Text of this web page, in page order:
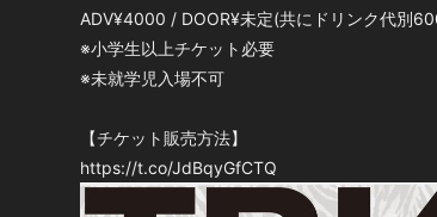
ADV¥4000 / DOOR¥未定(共にドリンク代別
※小学生以上チケット必要
※未就学児入場不可
【チケット販売方法】
https://t.co/JdBqyGfCTQ